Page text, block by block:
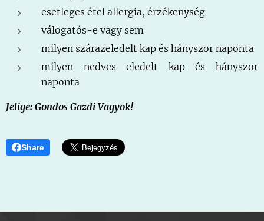
esetleges étel allergia, érzékenység
válogatós-e vagy sem
milyen szárazeledelt kap és hányszor naponta
milyen nedves eledelt kap és hányszor
naponta
Jelige: Gondos Gazdi Vagyok!
Share